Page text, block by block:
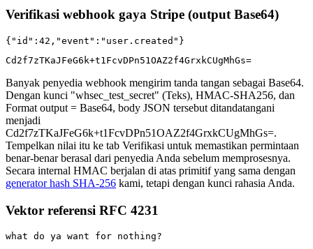
Verifikasi webhook gaya Stripe (output Base64)
{"id":42,"event":"user.created"}
Cd2f7zTKaJFeG6k+t1FcvDPn51OAZ2f4GrxkCUgMhGs=
Banyak penyedia webhook mengirim tanda tangan sebagai Base64.
Dengan kunci "whsec_test_secret" (Teks), HMAC-SHA256, dan
Format output = Base64, body JSON tersebut ditandatangani
menjadi
Cd2f7zTKaJFeG6k+t1FcvDPn51OAZ2f4GrxkCUgMhGs=.
Tempelkan nilai itu ke tab Verifikasi untuk memastikan permintaan
benar-benar berasal dari penyedia Anda sebelum memprosesnya.
Secara internal HMAC berjalan di atas primitif yang sama dengan
generator hash SHA-256 kami, tetapi dengan kunci rahasia Anda.
Vektor referensi RFC 4231
what do ya want for nothing?